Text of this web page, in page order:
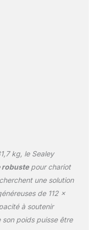
à l'avant et
permettent de
la moto sur le
d'un
et
régulier sur
du plateau
:
kg, le Sealey
robustepour chariot
une solution
de 112 x
à soutenir
poids puisse être